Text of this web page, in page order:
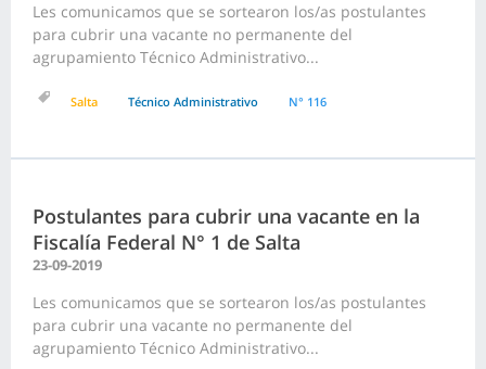
Les comunicamos que se sortearon los/as postulantes
para cubrir una vacante no permanente del
agrupamiento Técnico Administrativo...
Salta Técnico Administrativo N° 116
Postulantes para cubrir una vacante en la
Fiscalía Federal N° 1 de Salta
23-09-2019
Les comunicamos que se sortearon los/as postulantes
para cubrir una vacante no permanente del
agrupamiento Técnico Administrativo...